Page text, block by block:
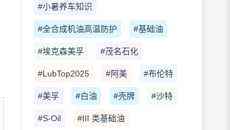
#小暑养车知识
#全合成机油高温防护 #基础油
#埃克森美孚 #茂名石化
#LubTop2025 #阿美 #布伦特
#美孚 #白油 #壳牌 #沙特
#S-Oil #III 类基础油